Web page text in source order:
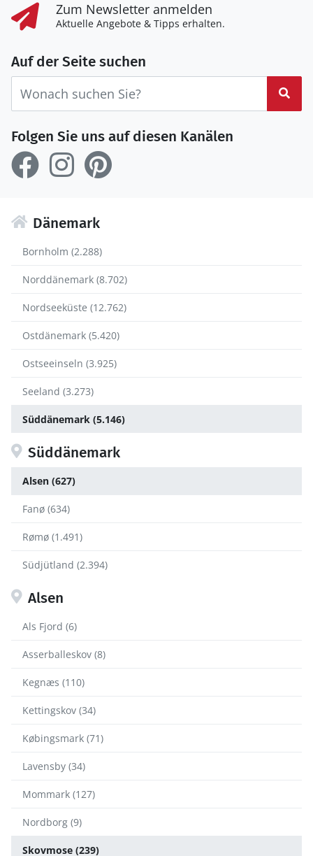
Zum Newsletter anmelden
Aktuelle Angebote & Tipps erhalten.
Auf der Seite suchen
Folgen Sie uns auf diesen Kanälen
Dänemark
Bornholm (2.288)
Norddänemark (8.702)
Nordseeküste (12.762)
Ostdänemark (5.420)
Ostseeinseln (3.925)
Seeland (3.273)
Süddänemark (5.146)
Süddänemark
Alsen (627)
Fanø (634)
Rømø (1.491)
Südjütland (2.394)
Alsen
Als Fjord (6)
Asserballeskov (8)
Kegnæs (110)
Kettingskov (34)
Købingsmark (71)
Lavensby (34)
Mommark (127)
Nordborg (9)
Skovmose (239)